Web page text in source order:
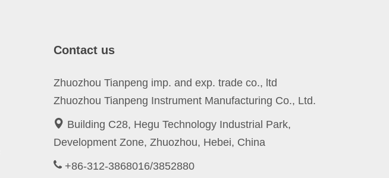
Contact us
Zhuozhou Tianpeng imp. and exp. trade co., ltd
Zhuozhou Tianpeng Instrument Manufacturing Co., Ltd.
Building C28, Hegu Technology Industrial Park,
Development Zone, Zhuozhou, Hebei, China
+86-312-3868016/3852880